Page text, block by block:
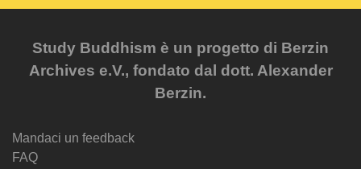
Study Buddhism è un progetto di Berzin
Archives e.V., fondato dal dott. Alexander
Berzin.
Mandaci un feedback
FAQ